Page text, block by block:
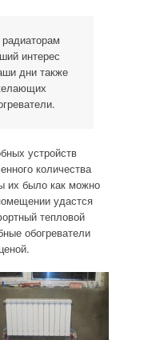
интерес
дни также
устройств
количества
их было как можно
удастся
тепловой
обогреватели